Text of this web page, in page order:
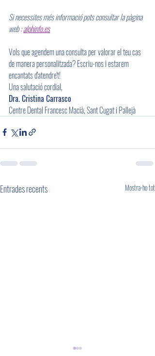
Sinecessitesmésinformaciópotsconsultarlapàgina
web:alphinfo.es
Vols que agendem una consulta per valorar el teu cas
de manera personalitzada? Escriu-nos i estarem
encantats d'atendre't!
Una salutació cordial,
Dra. Cristina Carrasco
Centre Dental Francesc Macià, Sant Cugat i Pallejà
Entrades recents Mostra-ho tot